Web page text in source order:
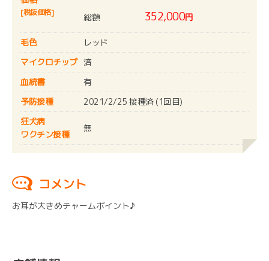
[税抜価格]
総額
352,000円
毛色
レッド
マイクロチップ 済
血統書
有
予防接種
2021/2/25 接種済 (1回目)
狂犬病
ワクチン接種
無
コメント
お耳が大きめチャームポイント♪